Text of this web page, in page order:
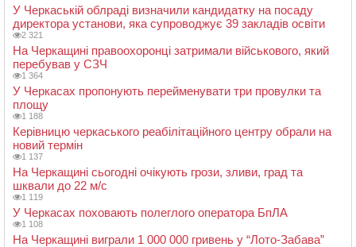
У Черкаській облраді визначили кандидатку на посаду
директора установи, яка супроводжує 39 закладів освіти
2 321
На Черкащині правоохоронці затримали військового, який
перебував у СЗЧ
1 364
У Черкасах пропонують перейменувати три провулки та
площу
1 188
Керівницю черкаського реабілітаційного центру обрали на
новий термін
1 137
На Черкащині сьогодні очікують грози, зливи, град та
шквали до 22 м/с
1 119
У Черкасах поховають полеглого оператора БпЛА
1 108
На Черкащині виграли 1 000 000 гривень у “Лото-Забава”